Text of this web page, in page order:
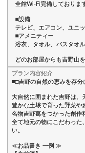
全館Wi-Fi完備しておりま
■設備
テレビ、エアコン、ユニ
■アメニティー
浴衣、タオル、バスタオ
どのお部屋からも吉野山
プラン内容紹介
■□吉野の自然の恵みを存
大自然に囲まれた吉野は、
豊かな土壌で育った野菜や
名物吉野葛をつかった創作
全て地元の物にこだわった
い。
≪お品書き 一例 ≫